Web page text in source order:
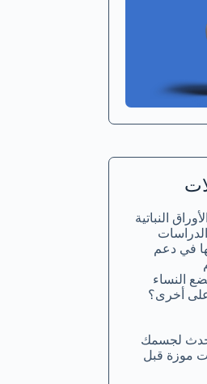
النباتية
الدراسات
في دعم
النساء
أخرى؟
لجسمك
موزة قبل